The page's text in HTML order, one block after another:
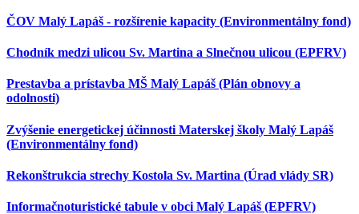
ČOV Malý Lapáš - rozšírenie kapacity (Environmentálny fond)
Chodník medzi ulicou Sv. Martina a Slnečnou ulicou (EPFRV)
Prestavba a prístavba MŠ Malý Lapáš (Plán obnovy a
odolnosti)
Zvýšenie energetickej účinnosti Materskej školy Malý Lapáš
(Environmentálny fond)
Rekonštrukcia strechy Kostola Sv. Martina (Úrad vlády SR)
Informačnoturistické tabule v obci Malý Lapáš (EPFRV)